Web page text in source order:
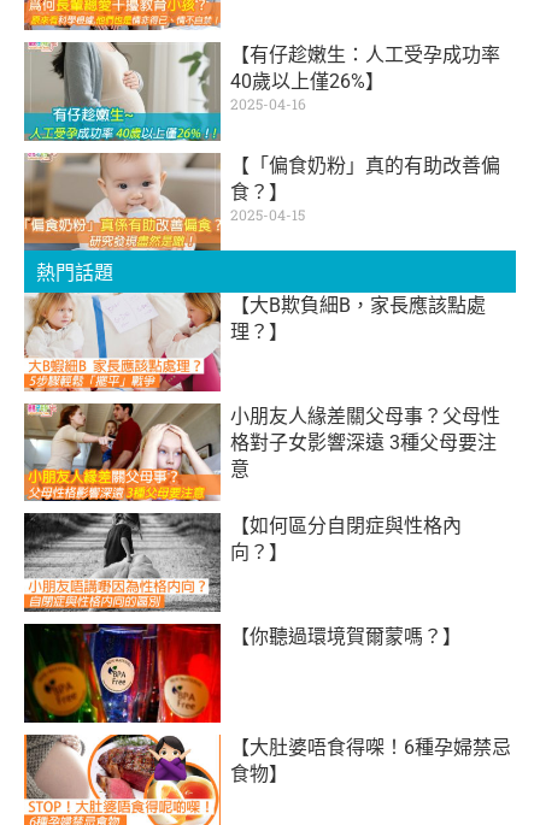
【有仔趁嫩生：人工受孕成功率
40歲以上僅26%】
2025-04-16
【「偏食奶粉」真的有助改善偏
食？】
2025-04-15
熱門話題
【大B欺負細B，家長應該點處
理？】
小朋友人緣差關父母事？父母性
格對子女影響深遠 3種父母要注
意
【如何區分自閉症與性格內
向？】
【你聽過環境賀爾蒙嗎？】
【大肚婆唔食得㗎！6種孕婦禁忌
食物】